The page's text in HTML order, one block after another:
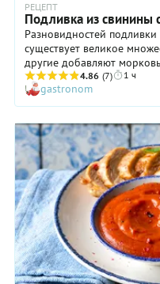
РЕЦЕПТ
Подливка из свинины
Разновидностей
существует великое
другие добавляют
любители поострее могут
халапеньо. С подливкой
сделать ее чисто
добавить еще немного
вкуса. Необычная
гранатового сока с
предложить вам
свои собственные
тушить говядину или
специи, пряности и
впечатлениями!
4.86 (7) 1 ч
gastronom